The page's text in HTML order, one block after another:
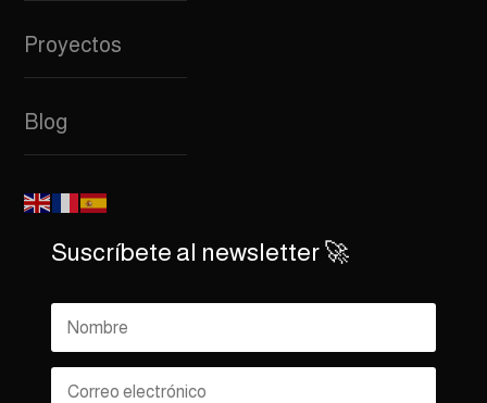
Proyectos
Blog
Suscríbete al newsletter 🚀